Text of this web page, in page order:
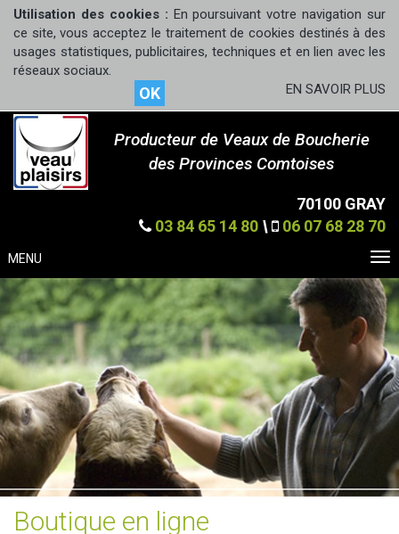
Utilisation des cookies : En poursuivant votre navigation sur
ce site, vous acceptez le traitement de cookies destinés à des
usages statistiques, publicitaires, techniques et en lien avec les
réseaux sociaux.
OK EN SAVOIR PLUS
Producteur de Veaux de Boucherie
des Provinces Comtoises
70100 GRAY
03 84 65 14 80 \ 06 07 68 28 70
MENU
Boutique en ligne